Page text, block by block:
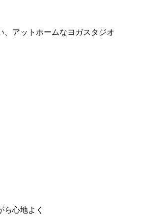
、アットホームなヨガスタジオ
ら心地よく